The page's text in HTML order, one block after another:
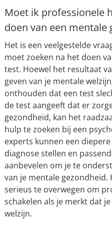
Moet ik professionele
doen van een mentale
Het is een veelgestelde
moet zoeken na het doen
test. Hoewel het resultaat
geven van je mentale
onthouden dat een test
de test aangeeft dat er
gezondheid, kan het
hulp te zoeken bij een
experts kunnen een
diagnose stellen en
aanbevelen om je te
van je mentale
serieus te overwegen om
schakelen als je merkt dat
welzijn.